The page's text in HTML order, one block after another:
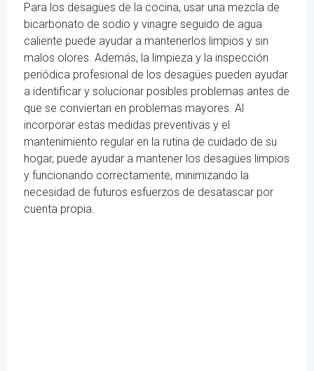
Para los desagües de la cocina, usar una mezcla de
bicarbonato de sodio y vinagre seguido de agua
caliente puede ayudar a mantenerlos limpios y sin
malos olores. Además, la limpieza y la inspección
periódica profesional de los desagües pueden ayudar
a identificar y solucionar posibles problemas antes de
que se conviertan en problemas mayores. Al
incorporar estas medidas preventivas y el
mantenimiento regular en la rutina de cuidado de su
hogar, puede ayudar a mantener los desagües limpios
y funcionando correctamente, minimizando la
necesidad de futuros esfuerzos de desatascar por
cuenta propia.